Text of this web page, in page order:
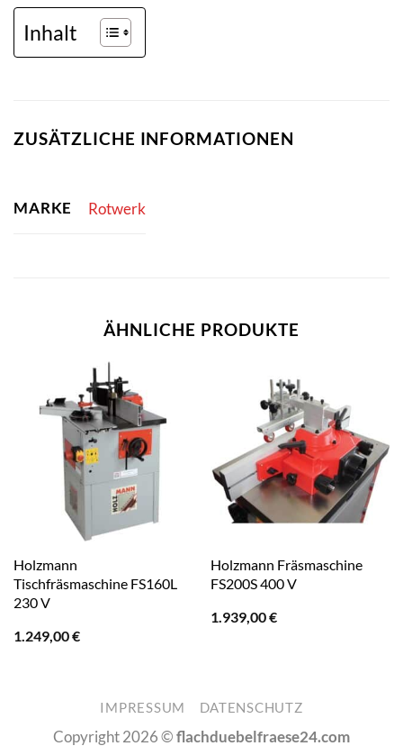
Inhalt
ZUSÄTZLICHE INFORMATIONEN
MARKE Rotwerk
ÄHNLICHE PRODUKTE
Holzmann
Tischfräsmaschine FS160L
230 V
1.249,00€
Holzmann Fräsmaschine
FS200S 400 V
1.939,00€
IMPRESSUM DATENSCHUTZ
Copyright 2026 ©flachduebelfraese24.com